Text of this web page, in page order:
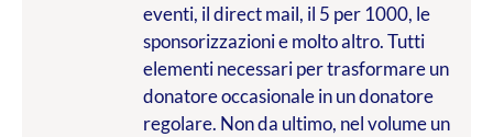
eventi, il direct mail, il 5 per 1000, le
sponsorizzazioni e molto altro. Tutti
elementi necessari per trasformare un
donatore occasionale in un donatore
regolare. Non da ultimo, nel volume un